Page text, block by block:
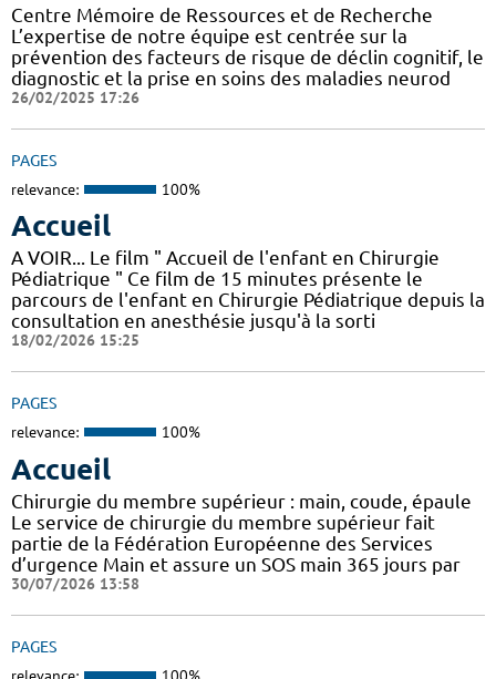
Centre Mémoire de Ressources et de Recherche
L’expertise de notre équipe est centrée sur la
prévention des facteurs de risque de déclin cognitif, le
diagnostic et la prise en soins des maladies neurod
26/02/2025 17:26
PAGES
relevance: 100%
Accueil
A VOIR... Le film " Accueil de l'enfant en Chirurgie
Pédiatrique " Ce film de 15 minutes présente le
parcours de l'enfant en Chirurgie Pédiatrique depuis la
consultation en anesthésie jusqu'à la sorti
18/02/2026 15:25
PAGES
relevance: 100%
Accueil
Chirurgie du membre supérieur : main, coude, épaule
Le service de chirurgie du membre supérieur fait
partie de la Fédération Européenne des Services
d’urgence Main et assure un SOS main 365 jours par
30/07/2026 13:58
PAGES